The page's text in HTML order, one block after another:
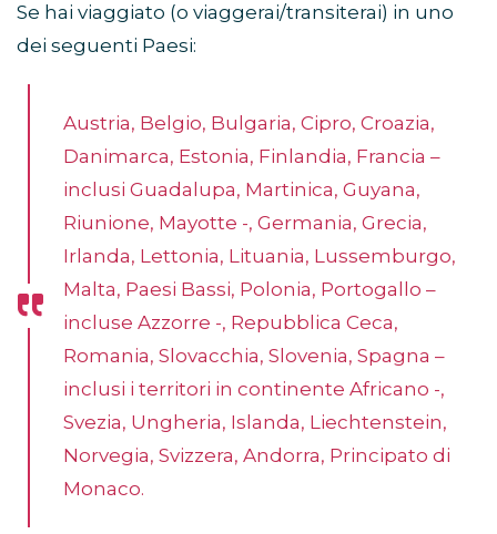
Se hai viaggiato (o viaggerai/transiterai) in uno
dei seguenti Paesi:
Austria, Belgio, Bulgaria, Cipro, Croazia,
Danimarca, Estonia, Finlandia, Francia –
inclusi Guadalupa, Martinica, Guyana,
Riunione, Mayotte -, Germania, Grecia,
Irlanda, Lettonia, Lituania, Lussemburgo,
Malta, Paesi Bassi, Polonia, Portogallo –
incluse Azzorre -, Repubblica Ceca,
Romania, Slovacchia, Slovenia, Spagna –
inclusi i territori in continente Africano -,
Svezia, Ungheria, Islanda, Liechtenstein,
Norvegia, Svizzera, Andorra, Principato di
Monaco.